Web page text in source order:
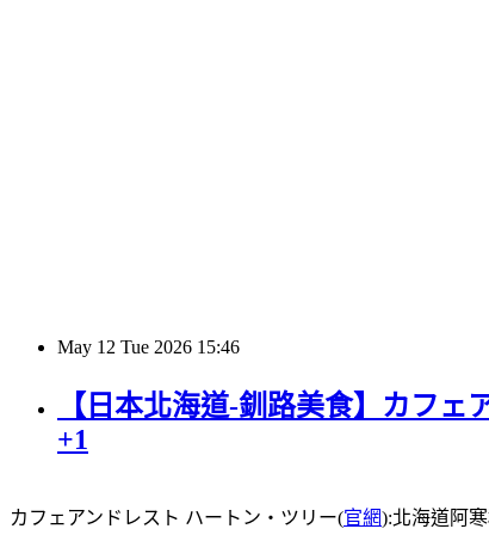
May 12 Tue 2026 15:46
【日本北海道-釧路美食】カフ
+1
カフェアンドレスト ハートン・ツリー(官網):北海道阿